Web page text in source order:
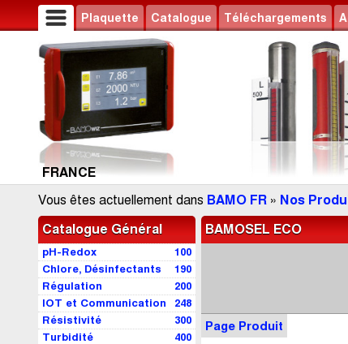
Plaquette Catalogue Téléchargements
FRANCE
Vous êtes actuellement dans BAMO FR » Nos
Catalogue Général
100
pH-Redox
190
Chlore, Désinfectants
200
Régulation
248
IOT et Communication
300
Résistivité
400
Turbidité
BAMOSEL ECO
Page Produit